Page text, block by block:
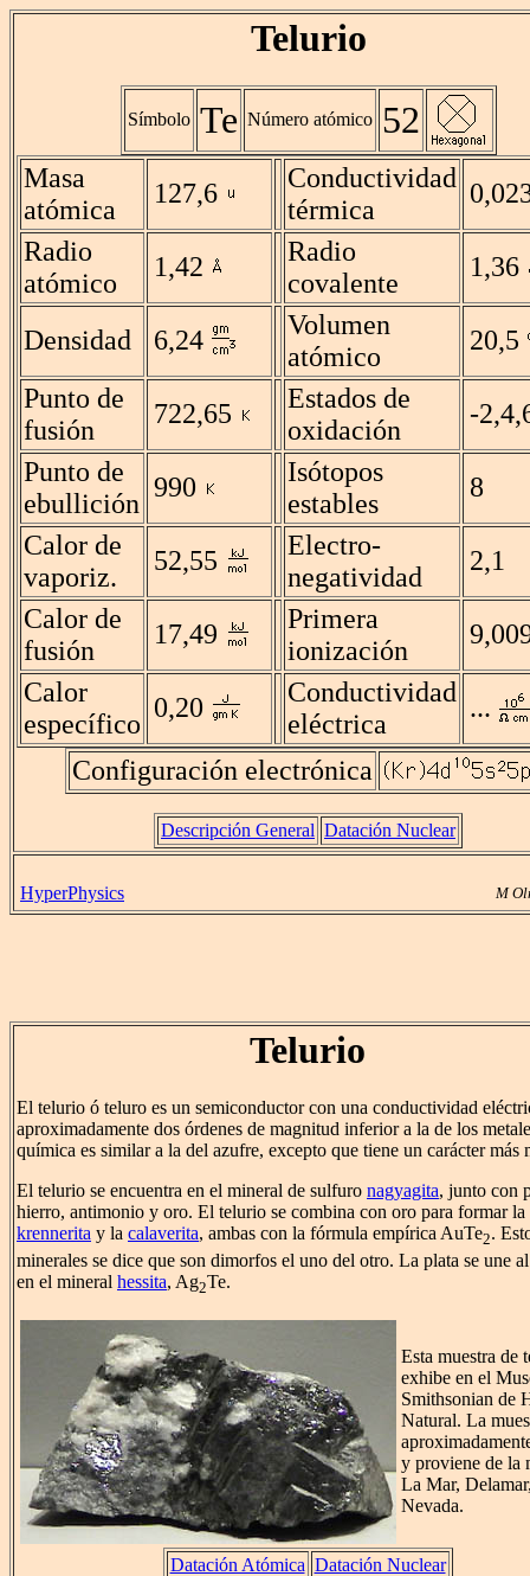
Telurio
Símbolo Te Número atómico 52
Masa
atómica
127,6
Conductividad
térmica
Radio
atómico
1,42
Radio
covalente
1,36
Densidad 6,24
Volumen
atómico
20,5
Punto de
fusión
722,65
Estados de
oxidación
-
Punto de
ebullición
990
Isótopos
estables
8
Calor de
vaporiz.
52,55
Electro-
negatividad
2,1
Calor de
fusión
17,49
Primera
ionización
Calor
específico
0,20
Conductividad
eléctrica
...
Configuración electrónica
Descripción General Datación Nuclear
HyperPhysics M
Telurio
El telurio ó teluro es un semiconductor con una conductividad
aproximadamente dos órdenes de magnitud inferior a la de los
química es similar a la del azufre, excepto que tiene un carácter más
El telurio se encuentra en el mineral de sulfuro nagyagita, junto con
hierro, antimonio y oro. El telurio se combina con oro para formar la
krennerita y la calaverita, ambas con la fórmula empírica AuTe2.
minerales se dice que son dimorfos el uno del otro. La plata se une
en el mineral hessita, Ag2Te.
Esta muestra de
exhibe en el
Smithsonian de
Natural. La
y proviene de la
La Mar,
Nevada.
Datación Atómica Datación Nuclear